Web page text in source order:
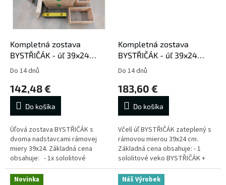
Kompletná zostava
BYSTŘIČÁK - úľ 39x24
zateplenie 2cm / 2
príslušenstvo
Do 14 dnů
142,48 €
Do košíka
Úľová zostava BYSTŘIČÁK s
dvoma nadstavcami rámovej
miery 39x24. Základná cena
obsahuje: - 1x sololitové
veko BYSTŘIČÁK + plechové
veko - 2x zateplené...
Kompletná zostava
BYSTŘIČÁK - úľ 39x24
zateplený 2 cm / 3
príslušenstvo
Do 14 dnů
183,60 €
Do košíka
Včelí úľ BYSTŘIČÁK zateplený s
rámovou mierou 39x24 cm.
Základná cena obsahuje: - 1
sololitové veko BYSTŘIČÁK +
plechové veko - 3 zateplené
nadstavky BYSTŘIČÁK - 2 cm...
Novinka
Náš Výrobek